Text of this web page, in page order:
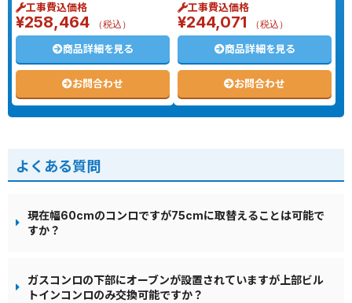
工事費込価格
¥258,464 （税込）
商品詳細を見る
お問合わせ
工事費込価格
¥244,071 （税込）
商品詳細を見る
お問合わせ
よくある質問
現在幅60cmのコンロですが75cmに取替えることは可能で
すか？
ガスコンロの下部にオーブンが設置されていますが上部ビル
トインコンロのみ交換可能ですか？